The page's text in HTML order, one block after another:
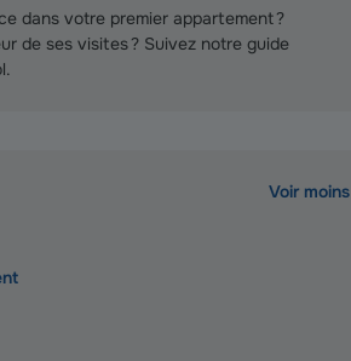
dans votre premier appartement ?
de ses visites ? Suivez notre guide
Voir moins